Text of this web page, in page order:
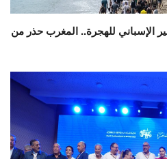
الإسباني للهجرة.. المغرب حذر من